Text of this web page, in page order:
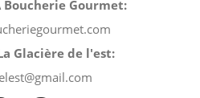
Boucherie Gourmet:
Glacière de l'est: